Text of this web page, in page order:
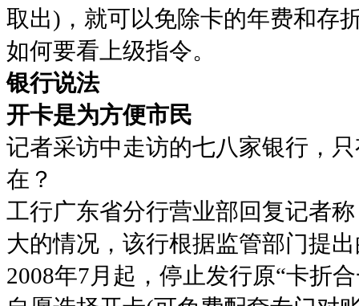
取出)，就可以免除卡的年费和存
如何要看上级指令。
银行说法
开卡是为方便市民
记者采访中走访的七八家银行，
在？
工行广东省分行营业部回复记者
大的情况，该行根据监管部门提
2008年7月起，停止发行原“卡折